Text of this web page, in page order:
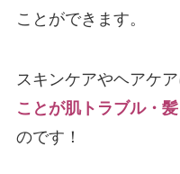
ことができます。
スキンケアやヘアケ
ことが肌トラブル・
のです！